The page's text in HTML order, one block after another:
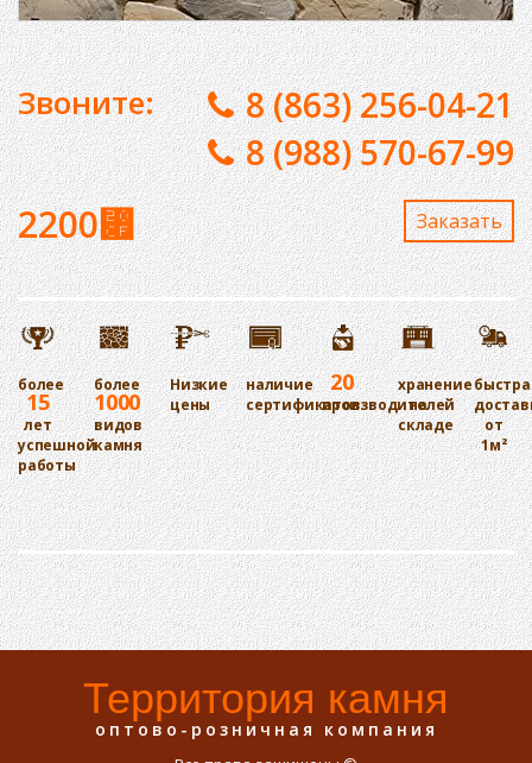
Звоните:
8 (863) 256-04-21
8 (988) 570-67-99
2200⃏ Заказaть
более
15
лет
успешной
работы
более
1000
видов
камня
Низкие
цены
наличие
сертификатов
20
производителей
хранение
на
складе
от
1м²
Территория камня
оптово-розничная компания